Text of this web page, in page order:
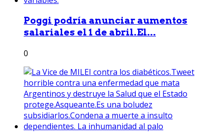
Poggi podría anunciar aumentos
salariales el 1 de abril.El...
0